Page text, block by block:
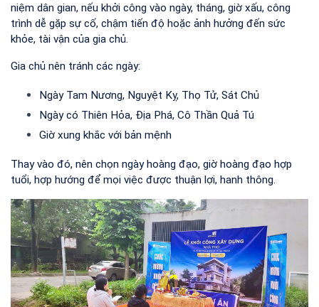
niệm dân gian, nếu khởi công vào ngày, tháng, giờ xấu, công
trình dễ gặp sự cố, chậm tiến độ hoặc ảnh hưởng đến sức
khỏe, tài vận của gia chủ.
Gia chủ nên tránh các ngày:
Ngày Tam Nương, Nguyệt Kỵ, Thọ Tử, Sát Chủ
Ngày có Thiên Hỏa, Địa Phá, Cô Thần Quả Tú
Giờ xung khắc với bản mệnh
Thay vào đó, nên chọn ngày hoàng đạo, giờ hoàng đạo hợp
tuổi, hợp hướng để mọi việc được thuận lợi, hanh thông.